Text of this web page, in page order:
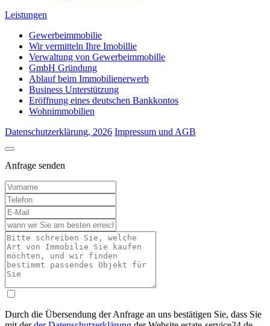
Leistungen
Gewerbeimmobilie
Wir vermitteln Ihre Imobillie
Verwaltung von Gewerbeimmobille
GmbH Gründung
Ablauf beim Immobilienerwerb
Business Unterstützung
Eröffnung eines deutschen Bankkontos
Wohnimmobilien
Datenschutzerklärung, 2026 Impressum und AGB
Anfrage senden
Durch die Übersendung der Anfrage an uns bestätigen Sie, dass Sie